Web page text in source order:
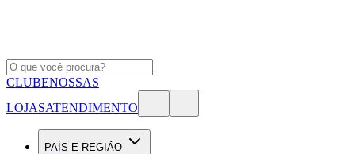
CLUBENOSSAS
LOJASATENDIMENTO
PAÍS E REGIÃO